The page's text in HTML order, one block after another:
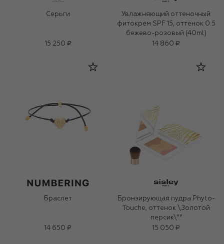
Серьги
15 250 ₽
Увлажняющий оттеночный
фитокрем SPF 15, оттенок 0.5
бежево-розовый (40ml)
14 860 ₽
Браслет
14 650 ₽
Бронзирующая пудра Phyto-
Touche, оттенок \Золотой
персик\""
15 050 ₽